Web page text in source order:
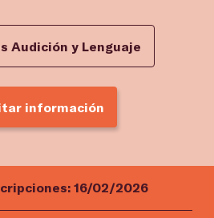
Audición y Lenguaje
información
16/02/2026